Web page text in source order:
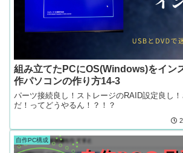
組み立てたPCにOS(Windows)をイ
作パソコンの作り方14-3
パーツ接続良し！ストレージのRAID設定良し
だ！ってどうやるん！？！？
自作PC構成